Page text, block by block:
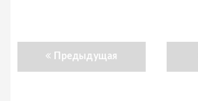
Предыдущая